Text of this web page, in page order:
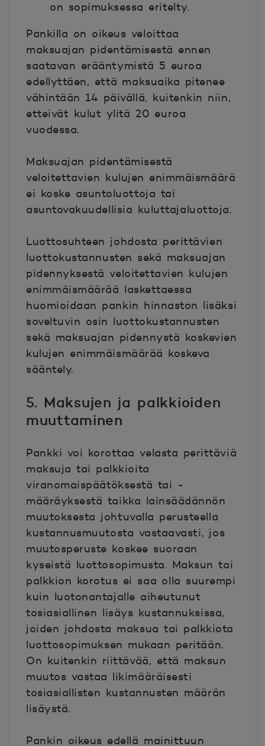
on sopimuksessa eritelty.
Pankilla on oikeus veloittaa
maksuajan pidentämisestä ennen
saatavan erääntymistä 5 euroa
edellyttäen, että maksuaika pitenee
vähintään 14 päivällä, kuitenkin niin,
etteivät kulut ylitä 20 euroa
vuodessa.
Maksuajan pidentämisestä
veloitettavien kulujen enimmäismäärä
ei koske asuntoluottoja tai
asuntovakuudellisia kuluttajaluottoja.
Luottosuhteen johdosta perittävien
luottokustannusten sekä maksuajan
pidennyksestä veloitettavien kulujen
enimmäismäärää laskettaessa
huomioidaan pankin hinnaston lisäksi
soveltuvin osin luottokustannusten
sekä maksuajan pidennystä koskevien
kulujen enimmäismäärää koskeva
sääntely.
5. Maksujen ja palkkioiden
muuttaminen
Pankki voi korottaa velasta perittäviä
maksuja tai palkkioita
viranomaispäätöksestä tai -
määräyksestä taikka lainsäädännön
muutoksesta johtuvalla perusteella
kustannusmuutosta vastaavasti, jos
muutosperuste koskee suoraan
kyseistä luottosopimusta. Maksun tai
palkkion korotus ei saa olla suurempi
kuin luotonantajalle aiheutunut
tosiasiallinen lisäys kustannuksissa,
joiden johdosta maksua tai palkkiota
luottosopimuksen mukaan peritään.
On kuitenkin riittävää, että maksun
muutos vastaa likimääräisesti
tosiasiallisten kustannusten määrän
lisäystä.
Pankin oikeus edellä mainittuun